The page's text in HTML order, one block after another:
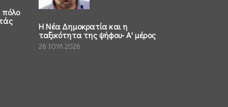
πόλο
Η Νέα Δημοκρατία και η
ταξικότητα της ψήφου- Α' μέρος
26 ΙΟΥΛ 2026